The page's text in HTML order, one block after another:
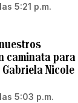
5:21 p.m.
caminata para
Nicole
5:03 p.m.